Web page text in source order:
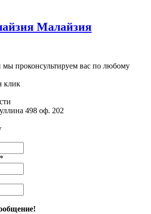
Малайзия
проконсультируем вас по любому
клик
498 оф. 202
*